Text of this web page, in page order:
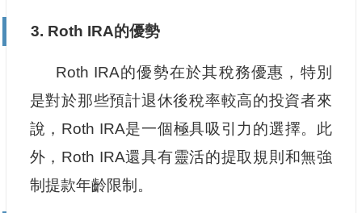
3. Roth IRA的優勢
Roth IRA的優勢在於其稅務優惠，特別
是對於那些預計退休後稅率較高的投資者來
說，Roth IRA是一個極具吸引力的選擇。此
外，Roth IRA還具有靈活的提取規則和無強
制提款年齡限制。